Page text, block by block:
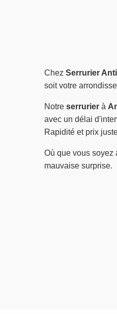
Chez Serrurier
soit votre
Notre serrurier à
avec un délai
Rapidité et prix
Où que vous soyez
mauvaise surprise.